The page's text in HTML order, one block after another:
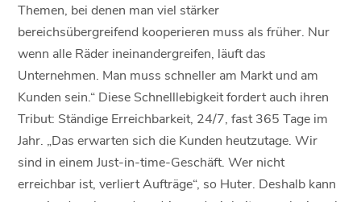
Themen, bei denen man viel stärker
bereichsübergreifend kooperieren muss als früher. Nur
wenn alle Räder ineinandergreifen, läuft das
Unternehmen. Man muss schneller am Markt und am
Kunden sein.“ Diese Schnelllebigkeit fordert auch ihren
Tribut: Ständige Erreichbarkeit, 24/7, fast 365 Tage im
Jahr. „Das erwarten sich die Kunden heutzutage. Wir
sind in einem Just-in-time-Geschäft. Wer nicht
erreichbar ist, verliert Aufträge“, so Huter. Deshalb kann